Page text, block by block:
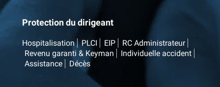
Protection du dirigeant
Hospitalisation PLCI EIP
RC Administrateur
Revenu garanti & Keyman
Individuelle accident
Assistance
Décès